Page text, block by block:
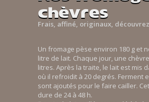
chèvres
Frais, affiné, originaux,
Un fromage pèse environ 180 g et
litre de lait. Chaque jour, une
litres. Après la traite, le lait est mis
où il refroidit à 20 degrés. Ferment
sont ajoutés pour le faire cailler.
dure de 24 à 48 h.